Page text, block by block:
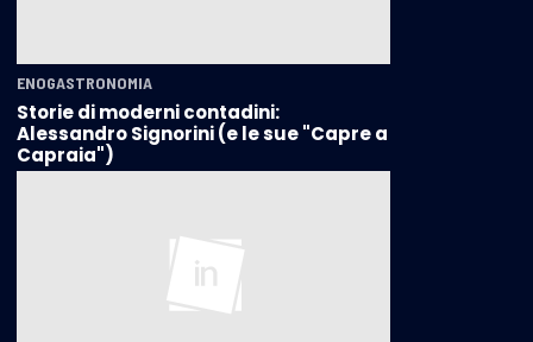
ENOGASTRONOMIA
Storie di moderni contadini:
Alessandro Signorini (e le sue "Capre a
Capraia")